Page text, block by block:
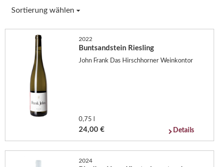
Sortierung wählen
2022
Buntsandstein Riesling
John Frank Das Hirschhorner Weinkontor
0,75 l
24,00 € Details
2024